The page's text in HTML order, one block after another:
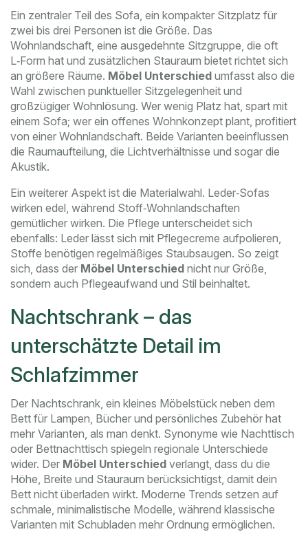
Ein zentraler Teil des Sofa, ein kompakter Sitzplatz für
zwei bis drei Personen ist die Größe. Das
Wohnlandschaft, eine ausgedehnte Sitzgruppe, die oft
L‑Form hat und zusätzlichen Stauraum bietet richtet sich
an größere Räume. Möbel Unterschied umfasst also die
Wahl zwischen punktueller Sitzgelegenheit und
großzügiger Wohnlösung. Wer wenig Platz hat, spart mit
einem Sofa; wer ein offenes Wohnkonzept plant, profitiert
von einer Wohnlandschaft. Beide Varianten beeinflussen
die Raumaufteilung, die Lichtverhältnisse und sogar die
Akustik.
Ein weiterer Aspekt ist die Materialwahl. Leder‑Sofas
wirken edel, während Stoff‑Wohnlandschaften
gemütlicher wirken. Die Pflege unterscheidet sich
ebenfalls: Leder lässt sich mit Pflegecreme aufpolieren,
Stoffe benötigen regelmäßiges Staubsaugen. So zeigt
sich, dass der Möbel Unterschied nicht nur Größe,
sondern auch Pflegeaufwand und Stil beinhaltet.
Nachtschrank – das
unterschätzte Detail im
Schlafzimmer
Der Nachtschrank, ein kleines Möbelstück neben dem
Bett für Lampen, Bücher und persönliches Zubehör hat
mehr Varianten, als man denkt. Synonyme wie Nachttisch
oder Bettnachttisch spiegeln regionale Unterschiede
wider. Der Möbel Unterschied verlangt, dass du die
Höhe, Breite und Stauraum berücksichtigst, damit dein
Bett nicht überladen wirkt. Moderne Trends setzen auf
schmale, minimalistische Modelle, während klassische
Varianten mit Schubladen mehr Ordnung ermöglichen.